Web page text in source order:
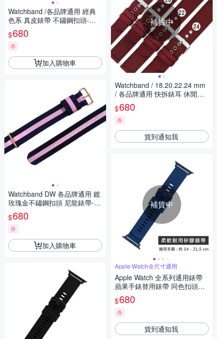
Watchband /各品牌通用 經典
色系 真皮錶帶 不鏽鋼扣頭-紫
色
$680
券
加入購物車
Watchband DW 各品牌通用 鍍
玫瑰金不鏽鋼扣頭 尼龍錶帶-藍
x粉
$680
券
加入購物車
補貨中
Watchband / 18.20.22.24 mm
/ 各品牌通用 快拆錶耳 休閒尼
龍帆布錶帶-酒紅色
$680
券
貨到通知我
補貨中
Apple Watch全尺寸通用
Apple Watch 全系列通用錶帶
蘋果手錶替用錶帶 同色扣頭及
連接器 矽膠錶帶-深藍色
$680
券
貨到通知我